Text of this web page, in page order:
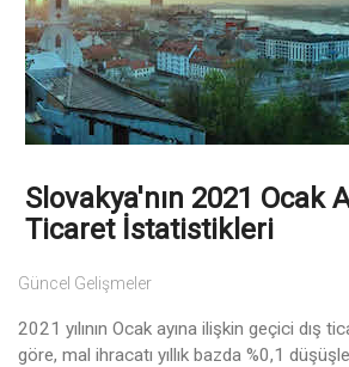
Slovakya'nın 2021 Ocak
Ticaret İstatistikleri
Güncel Gelişmeler
2021 yılının Ocak ayına ilişkin geçici dış
göre, mal ihracatı yıllık bazda %0,1